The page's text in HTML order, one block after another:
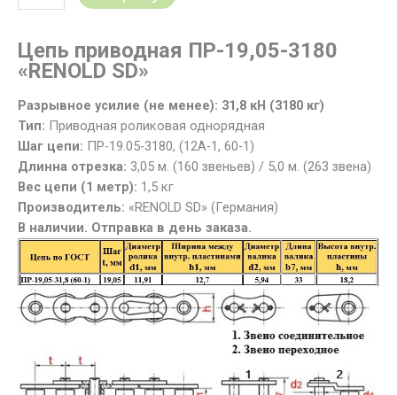
1)
RENOLD
L=3,05
/
5,0
м
Цепь приводная ПР-19,05-3180
«RENOLD SD»
Разрывное усилие (не менее): 31,8 кН (3180 кг)
Тип: Приводная роликовая однорядная
Шаг цепи: ПР-19.05-3180, (12А-1, 60-1)
Длинна отрезка: 3,05 м. (160 звеньев) / 5,0 м. (263 звена)
Вес цепи (1 метр): 1,5 кг
Производитель: «RENOLD SD» (Германия)
В наличии. Отправка в день заказа.